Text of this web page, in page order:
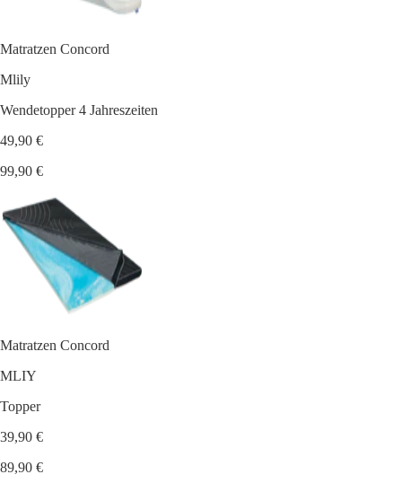
Matratzen Concord
Mlily
Wendetopper 4 Jahreszeiten
49,90 €
99,90 €
Matratzen Concord
MLIY
Topper
39,90 €
89,90 €